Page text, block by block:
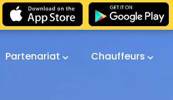
Partenariat Chauffeurs